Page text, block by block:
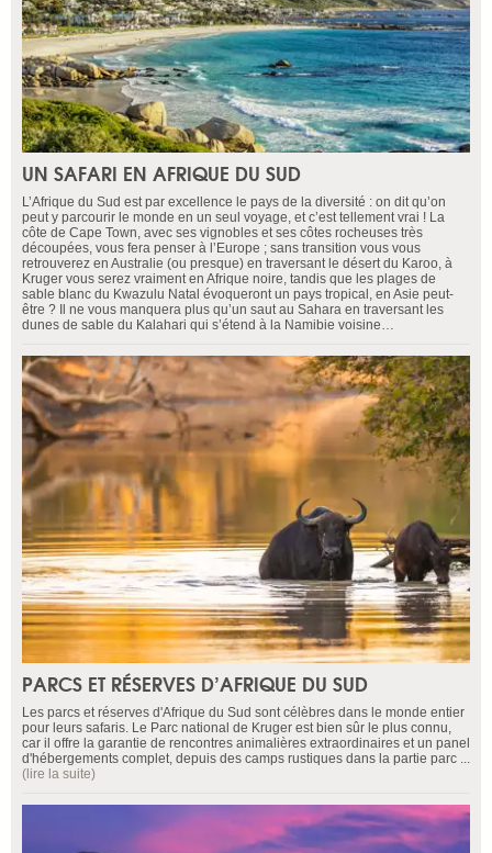
UN SAFARI EN AFRIQUE DU SUD
L’Afrique du Sud est par excellence le pays de la diversité : on dit qu’on
peut y parcourir le monde en un seul voyage, et c’est tellement vrai ! La
côte de Cape Town, avec ses vignobles et ses côtes rocheuses très
découpées, vous fera penser à l’Europe ; sans transition vous vous
retrouverez en Australie (ou presque) en traversant le désert du Karoo, à
Kruger vous serez vraiment en Afrique noire, tandis que les plages de
sable blanc du Kwazulu Natal évoqueront un pays tropical, en Asie peut-
être ? Il ne vous manquera plus qu’un saut au Sahara en traversant les
dunes de sable du Kalahari qui s’étend à la Namibie voisine…
PARCS ET RÉSERVES D’AFRIQUE DU SUD
Les parcs et réserves d'Afrique du Sud sont célèbres dans le monde entier
pour leurs safaris. Le Parc national de Kruger est bien sûr le plus connu,
car il offre la garantie de rencontres animalières extraordinaires et un panel
d'hébergements complet, depuis des camps rustiques dans la partie parc ...
(lire la suite)